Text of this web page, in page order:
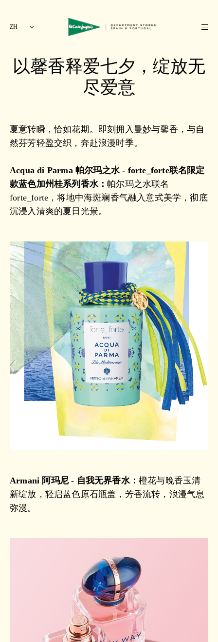
ZH
以馨香释爱七夕，绽放无
尽爱意
夏意转瞬，恰如花期。即刻拥入曼妙与馨香，与自
然芬芳轻盈交织，奔赴浪漫时季。
Acqua di Parma 帕尔玛之水 - forte_forte联名限定
款蓝色加州桂系列香水：帕尔玛之水联名
forte_forte，将地中海斑斓香气融入意式美学，彻底
沉浸入清爽的夏日光景。
Armani 阿玛尼 - 自我无界香水： 橙花与晚香玉清
新绽放，轻启蓝色原石瓶盖，芳香流转，浪漫气息
弥漫。